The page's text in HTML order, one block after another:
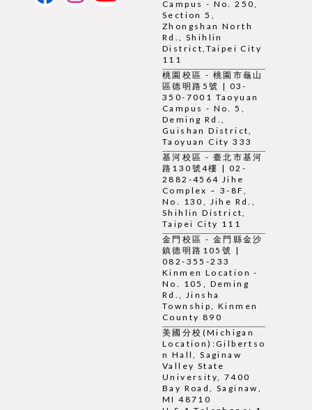
Campus - No. 250,
Section 5,
Zhongshan North
Rd., Shihlin
District,Taipei City
111
桃園校區 - 桃園市龜山
區德明路5號 | 03-
350-7001 Taoyuan
Campus - No. 5,
Deming Rd.,
Guishan District,
Taoyuan City 333
基河校區 - 臺北市基河
路130號4樓 | 02-
2882-4564 Jihe
Complex – 3-8F,
No. 130, Jihe Rd.,
Shihlin District,
Taipei City 111
金門校區 - 金門縣金沙
鎮德明路105號 |
082-355-233
Kinmen Location -
No. 105, Deming
Rd., Jinsha
Township, Kinmen
County 890
美國分校(Michigan
Location):Gilbertso
n Hall, Saginaw
Valley State
University, 7400
Bay Road, Saginaw,
MI 48710